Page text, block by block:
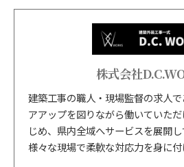
株式会社
建築工事の職人・現場監督の求人
アアップを図りながら働いていた
じめ、県内全域へサービスを展開
様々な現場で柔軟な対応力を身に付